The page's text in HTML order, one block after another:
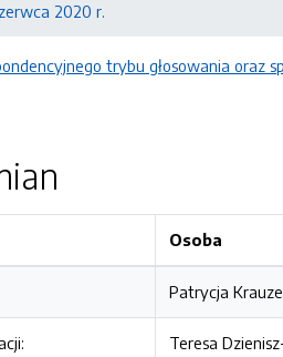
2020 r.
trybu głosowania
Osoba
Patrycja
Teresa